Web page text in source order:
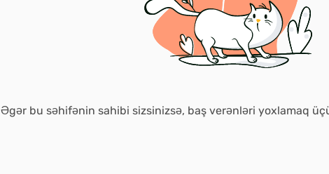
Əgər bu səhifənin sahibi sizsinizsə, baş verənləri yoxlamaq